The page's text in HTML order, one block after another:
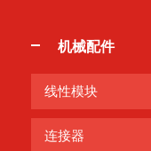
机械配件
线性模块
连接器